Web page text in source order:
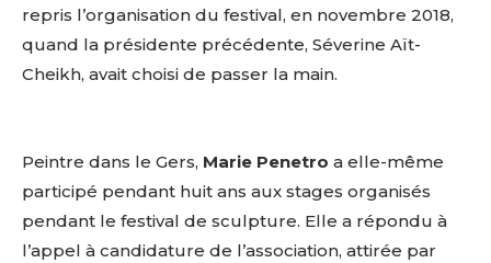
repris l’organisation du festival, en novembre 2018,
quand la présidente précédente, Séverine Aït-
Cheikh, avait choisi de passer la main.
Peintre dans le Gers, Marie Penetro a elle-même
participé pendant huit ans aux stages organisés
pendant le festival de sculpture. Elle a répondu à
l’appel à candidature de l’association, attirée par